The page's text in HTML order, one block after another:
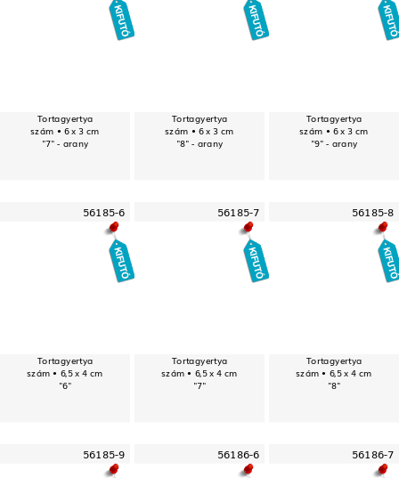
Tortagyertya
szám • 6 x 3 cm
"7" - arany
Tortagyertya
szám • 6 x 3 cm
"8" - arany
Tortagyertya
szám • 6 x 3 cm
"9" - arany
56185-6
Tortagyertya
szám • 6,5 x 4 cm
"6"
56185-7
Tortagyertya
szám • 6,5 x 4 cm
"7"
56185-8
Tortagyertya
szám • 6,5 x 4 cm
"8"
56185-9 56186-6 56186-7